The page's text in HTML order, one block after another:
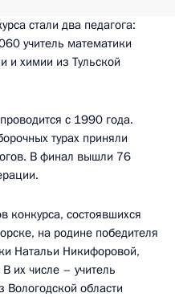
стали два педагога:
учитель математики
и химии из Тульской
с 1990 года.
турах приняли
В финал вышли 76
конкурса, состоявшихся
на родине победителя
Натальи Никифоровой,
их числе – учитель
Вологодской области